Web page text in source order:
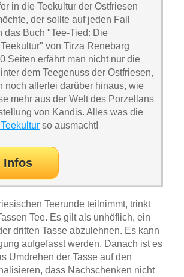
in die Teekultur der Ostfriesen
der sollte auf jeden Fall
das Buch "Tee-Tied: Die
von Tirza Renebarg
Seiten erfährt man nicht nur die
dem Teegenuss der Ostfriesen,
noch allerlei darüber hinaus, wie
mehr aus der Welt des Porzellans
von Kandis. Alles was die
so ausmacht!
Infos
Teerunde teilnimmt, trinkt
Tee. Es gilt als unhöflich, ein
dritten Tasse abzulehnen. Es kann
aufgefasst werden. Danach ist es
Umdrehen der Tasse auf den
dass Nachschenken nicht